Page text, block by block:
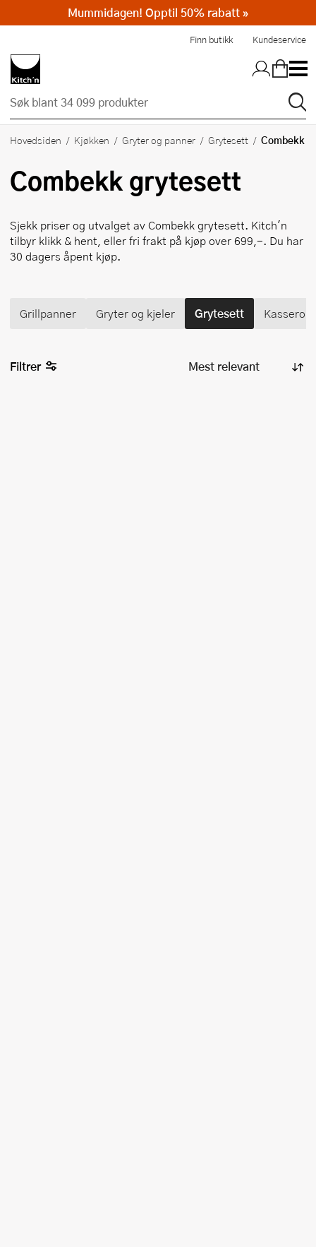
Finn butikk Kundeservice
Hovedsiden Kjøkken Gryter og panner Grytesett Combekk
Combekkgrytesett
Sjekk priser og utvalget avCombekkgrytesett. Kitch'n
tilbyr klikk & hent, eller fri frakt på kjøp over 699,-. Du har
30 dagers åpent kjøp.
Grillpanner Gryter og kjeler Grytesett
Filtrer
Mummidagen! Opptil 50% rabatt »